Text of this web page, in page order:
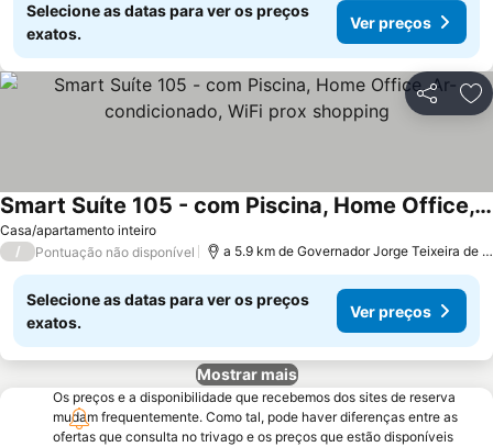
Selecione as datas para ver os preços
exatos.
Ver preços
Partilhar
Casa/apartamento inteiro
Smart Suíte 105 - com Piscina, Home Office, Ar-condicionado, WiFi prox shopping
Ver preços
/ Pontuação não disponível a 5.9 km de Governador Jorge Teixeira de
Selecione as datas para ver os preços
exatos.
Ver preços
Mostrar mais
Os preços e a disponibilidade que recebemos dos sites de reserva
mudam frequentemente. Como tal, pode haver diferenças entre as
ofertas que consulta no trivago e os preços que estão disponíveis